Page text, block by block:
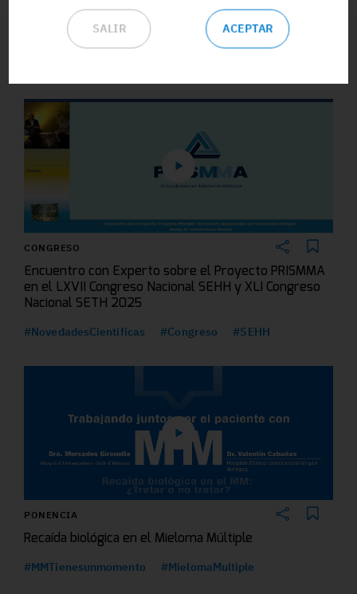
SALIR ACEPTAR
CONGRESO
Encuentro con Experto sobre el Proyecto PRISMMA
en el LXVII Congreso Nacional SEHH y XLI Congreso
Nacional SETH 2025
#NovedadesCientificas #Congreso #SEHH
PONENCIA
Recaída biológica en el Mieloma Múltiple
#MMTienesunmomento #MielomaMultiple